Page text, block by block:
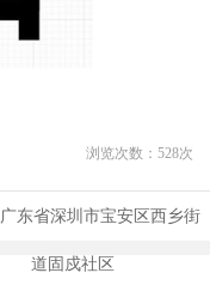
浏览次数： 528次
广东省深圳市宝安区西乡街
道固戍社区